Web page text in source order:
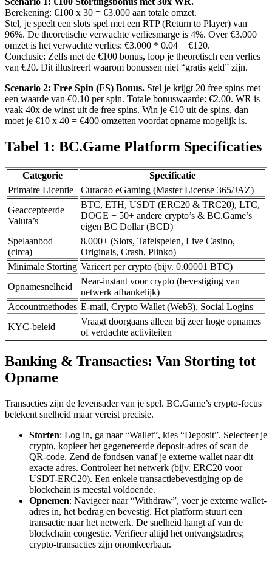
Berekening: €100 x 30 = €3.000 aan totale omzet.
Stel, je speelt een slots spel met een RTP (Return to Player) van
96%. De theoretische verwachte verliesmarge is 4%. Over €3.000
omzet is het verwachte verlies: €3.000 * 0.04 = €120.
Conclusie: Zelfs met de €100 bonus, loop je theoretisch een verlies
van €20. Dit illustreert waarom bonussen niet “gratis geld” zijn.
Scenario 2: Free Spin (FS) Bonus. Stel je krijgt 20 free spins met
een waarde van €0.10 per spin. Totale bonuswaarde: €2.00. WR is
vaak 40x de winst uit de free spins. Win je €10 uit de spins, dan
moet je €10 x 40 = €400 omzetten voordat opname mogelijk is.
Tabel 1: BC.Game Platform Specificaties
Categorie
Specificatie
Primaire Licentie
Curacao eGaming (Master License 365/JAZ)
Geaccepteerde
Valuta’s
BTC, ETH, USDT (ERC20 & TRC20), LTC,
DOGE + 50+ andere crypto’s & BC.Game’s
eigen BC Dollar (BCD)
Spelaanbod
(circa)
8.000+ (Slots, Tafelspelen, Live Casino,
Originals, Crash, Plinko)
Minimale Storting Varieert per crypto (bijv. 0.00001 BTC)
Opnamesnelheid
Near-instant voor crypto (bevestiging van
netwerk afhankelijk)
Accountmethodes E-mail, Crypto Wallet (Web3), Social Logins
KYC-beleid
Vraagt doorgaans alleen bij zeer hoge opnames
of verdachte activiteiten
Banking & Transacties: Van Storting tot
Opname
Transacties zijn de levensader van je spel. BC.Game’s crypto-focus
betekent snelheid maar vereist precisie.
Storten: Log in, ga naar “Wallet”, kies “Deposit”. Selecteer je
crypto, kopieer het gegenereerde deposit-adres of scan de
QR-code. Zend de fondsen vanaf je externe wallet naar dit
exacte adres. Controleer het netwerk (bijv. ERC20 voor
USDT-ERC20). Een enkele transactiebevestiging op de
blockchain is meestal voldoende.
Opnemen: Navigeer naar “Withdraw”, voer je externe wallet-
adres in, het bedrag en bevestig. Het platform stuurt een
transactie naar het netwerk. De snelheid hangt af van de
blockchain congestie. Verifieer altijd het ontvangstadres;
crypto-transacties zijn onomkeerbaar.